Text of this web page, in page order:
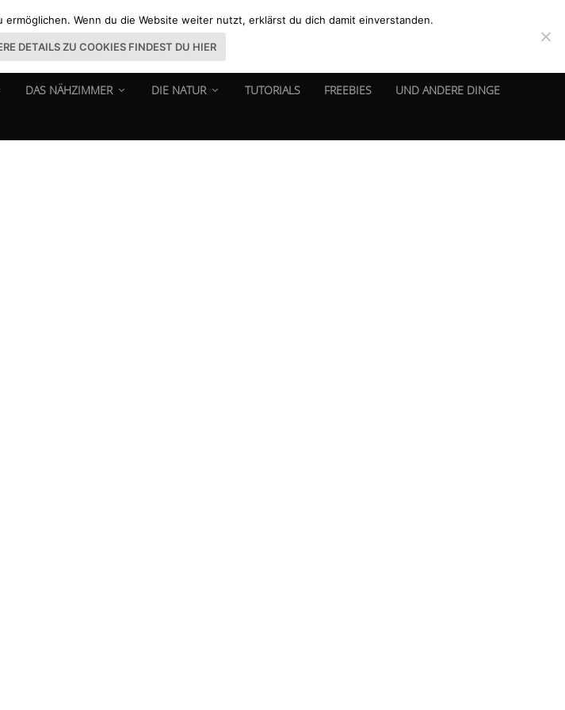
DAS NÄHZIMMER DIE NATUR TUTORIALS FREEBIES UND ANDERE DINGE
Wenn du die Website weiter nutzt, erklärst du dich damit einverstanden.
DETAILS ZU COOKIES FINDEST DU HIER